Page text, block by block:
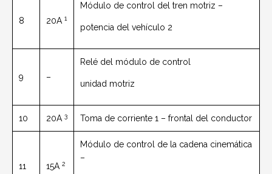
8 20A 1
Módulo de control del tren motriz –
potencia del vehículo 2
9 –
Relé del módulo de control
unidad motriz
10 20A 3 Toma de corriente 1 – frontal del conductor
11 15A 2
Módulo de control de la cadena cinemática
–